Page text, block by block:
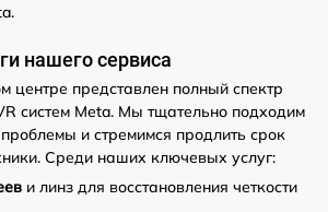
нашего сервиса
центре представлен полный спектр
систем Meta. Мы тщательно подходим
и стремимся продлить срок
Среди наших ключевых услуг:
и линз для восстановления четкости